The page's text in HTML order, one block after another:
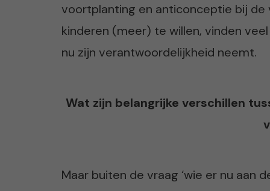
voortplanting en anticonceptie bij de
kinderen (meer) te willen, vinden
nu zijn verantwoordelijkheid neemt.
Wat zijn belangrijke verschillen
Maar buiten de vraag ‘wie er nu aan